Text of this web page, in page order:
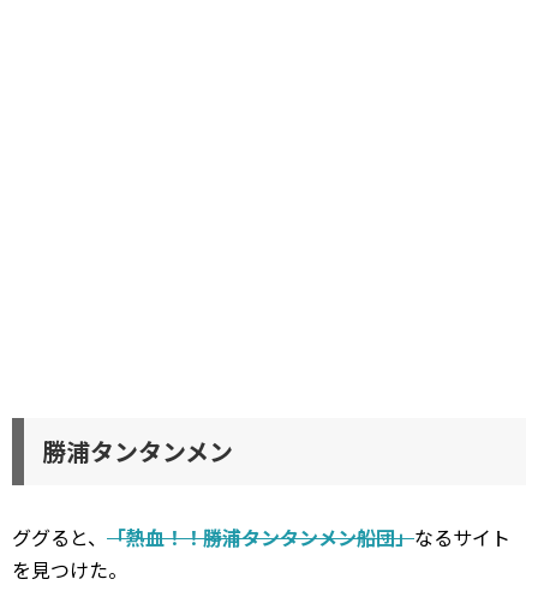
勝浦タンタンメン
ググると、 「熱血！！勝浦タンタンメン船団」なるサイト
を見つけた。